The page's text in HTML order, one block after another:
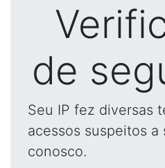
de
Seu IP fez diversas
acessos suspeitos a
conosco.